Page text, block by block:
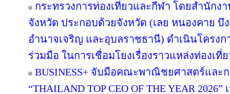
กระทรวงการท่องเที่ยวและกีฬา โดยสำนักง
จังหวัด ประกอบด้วยจังหวัด (เลย หนองคาย
อำนาจเจริญ และอุบลราชธานี) ดำเนินโครง
ร่วมมือ ในการเชื่อมโยงเรื่องราวแหล่งท่องเที่
BUSINESS+ จับมือคณะพาณิชยศาสตร์และ
“THAILAND TOP CEO OF THE YEAR